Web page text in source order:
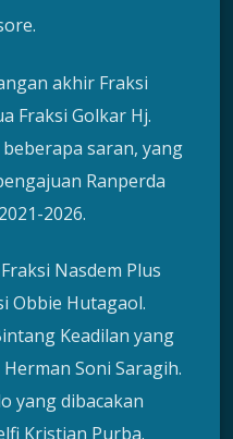
akhir Fraksi
Fraksi Golkar Hj.
saran, yang
Ranperda
2026.
Nasdem Plus
Obbie Hutagaol.
Keadilan yang
Soni Saragih.
yang dibacakan
Kristian Purba.